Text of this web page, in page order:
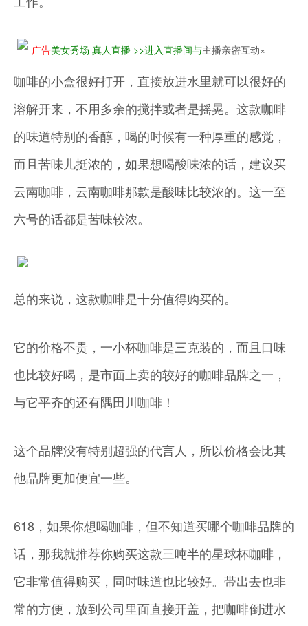
广告美女秀场 真人直播 >>进入直播间与主播亲密互动×
咖啡的小盒很好打开，直接放进水里就可以很好的
溶解开来，不用多余的搅拌或者是摇晃。这款咖啡
的味道特别的香醇，喝的时候有一种厚重的感觉，
而且苦味儿挺浓的，如果想喝酸味浓的话，建议买
云南咖啡，云南咖啡那款是酸味比较浓的。这一至
六号的话都是苦味较浓。
总的来说，这款咖啡是十分值得购买的。
它的价格不贵，一小杯咖啡是三克装的，而且口味
也比较好喝，是市面上卖的较好的咖啡品牌之一，
与它平齐的还有隅田川咖啡！
这个品牌没有特别超强的代言人，所以价格会比其
他品牌更加便宜一些。
618，如果你想喝咖啡，但不知道买哪个咖啡品牌的
话，那我就推荐你购买这款三吨半的星球杯咖啡，
它非常值得购买，同时味道也比较好。带出去也非
常的方便，放到公司里面直接开盖，把咖啡倒进水